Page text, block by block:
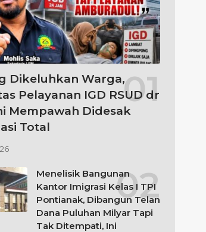
Dikeluhkan Warga,
Pelayanan IGD RSUD dr
Mempawah Didesak
Total
Menelisik Bangunan
Kantor Imigrasi Kelas I TPI
Pontianak, Dibangun Telan
Dana Puluhan Milyar Tapi
Tak Ditempati, Ini